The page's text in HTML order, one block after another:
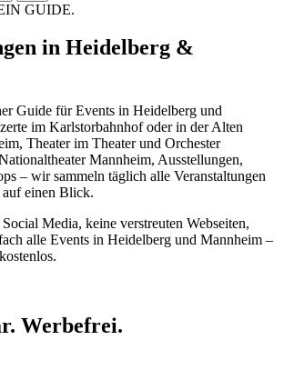
GUIDE.
in Heidelberg &
Guide für Events in Heidelberg und
im Karlstorbahnhof oder in der Alten
Theater im Theater und Orchester
Mannheim, Ausstellungen,
– wir sammeln täglich alle Veranstaltungen
auf einen Blick.
Media, keine verstreuten Webseiten,
alle Events in Heidelberg und Mannheim –
Werbefrei.